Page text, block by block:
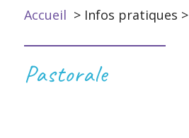
Accueil > Infos pratiques >
Pastorale